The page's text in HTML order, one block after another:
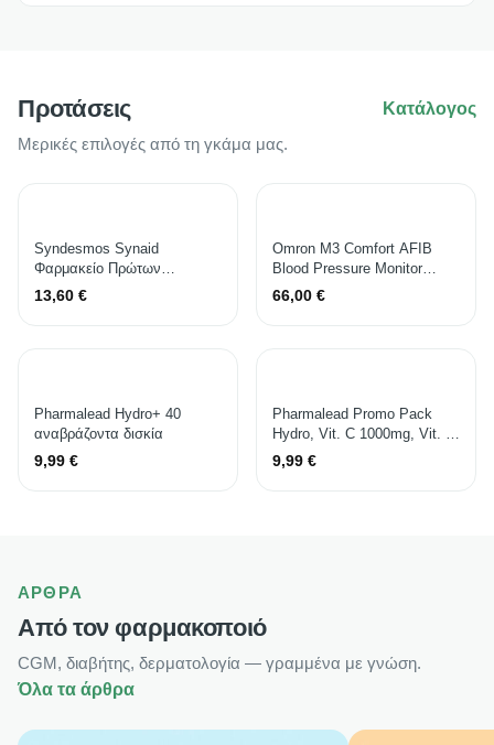
Προτάσεις
Μερικές επιλογές από τη γκάμα μας.
Κατάλογος
Syndesmos Synaid
Φαρμακείο Πρώτων
Βοηθειών Αυτοκινήτου
Τσαντάκι με Εξοπλισμό
13,60 €
Omron M3 Comfort AFIB
Blood Pressure Monitor
HEM-7196-FLE
66,00 €
Pharmalead Hydro+ 40
αναβράζοντα δισκία
9,99 €
Pharmalead Promo Pack
Hydro, Vit. C 1000mg, Vit. D,
Zinc Πολυβιταμίνη για
Ενίσχυση του
9,99 €
ΆΡΘΡΑ
Από τον φαρμακοποιό
CGM, διαβήτης, δερματολογία — γραμμένα με γνώση.
Όλα τα άρθρα